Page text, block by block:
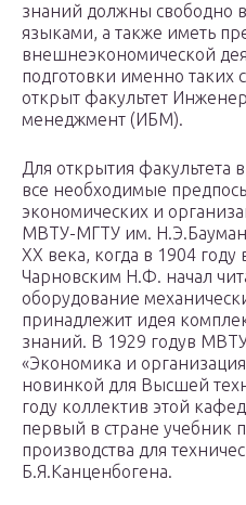
знаний должны свободно
языками, а также иметь
внешнеэкономической
подготовки именно таких
открыт факультет
менеджмент (ИБМ).
Для открытия факультета
все необходимые
экономических и
МВТУ-МГТУ им.
ХХ века, когда в 1904
Чарновским Н.Ф. начал
оборудование
принадлежит идея
знаний. В 1929 годув
«Экономика и организация
новинкой для Высшей
году коллектив этой
первый в стране учебник
производства для
Б.Я.Канценбогена.